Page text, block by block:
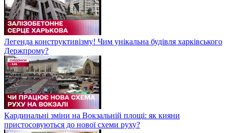
Легенда конструктивізму! Чим унікальна будівля харківського
Держпрому?
Кардинальні зміни на Вокзальній площі: як кияни
пристосовуються до нової схеми руху?